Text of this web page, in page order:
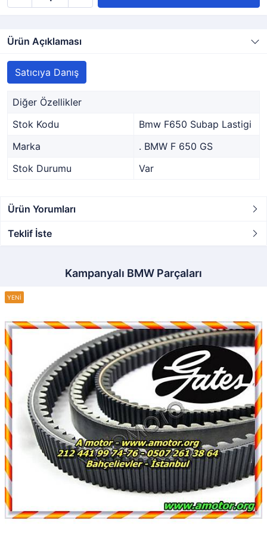
Ürün Açıklaması
Satıcıya Danış
Diğer Özellikler
Stok Kodu
Bmw F650 Subap Lastigi
Marka
. BMW F 650 GS
Stok Durumu
Var
Ürün Yorumları
Teklif İste
Kampanyalı BMW Parçaları